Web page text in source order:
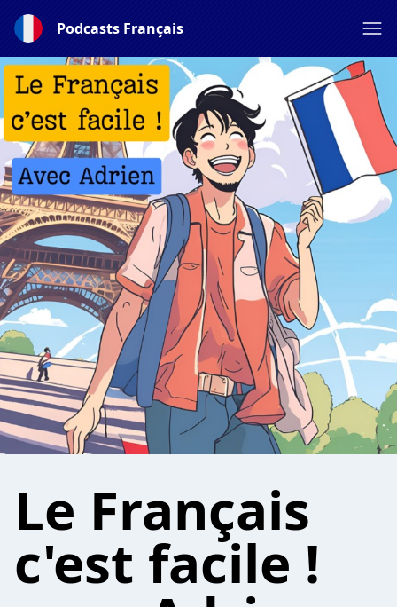
Podcasts Français
Le Français
c'est facile !